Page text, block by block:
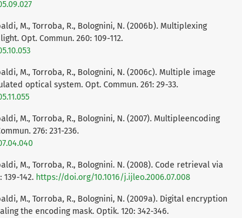
M., Torroba, R., Bolognini, N. (2006b). Multiplexing
Opt. Commun. 260: 109-112.
M., Torroba, R., Bolognini, N. (2006c). Multiple image
optical system. Opt. Commun. 261: 29-33.
M., Torroba, R., Bolognini, N. (2007). Multipleencoding
276: 231-236.
M., Torroba, R., Bolognini. N. (2008). Code retrieval via
142. https://doi.org/10.1016/j.ijleo.2006.07.008
M., Torroba, R., Bolognini, N. (2009a). Digital encryption
the encoding mask. Optik. 120: 342-346.